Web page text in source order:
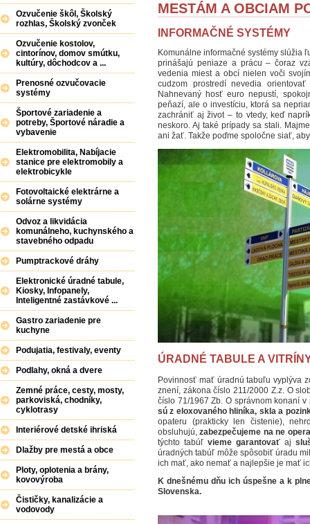
MESTÁM A OBCIAM
INFORMAČNÉ SYSTÉMY
Komunálne informačné systémy slúžia
prinášajú peniaze a prácu – čoraz
vedenia miest a obcí nielen voči
cudzom prostredí nevedia
Nahnevaný hosť euro nepustí,
peňazí, ale o investíciu, ktorá sa
zachrániť aj život – to vtedy, keď
neskoro. Aj také prípady sa stali.
ani žať. Takže poďme spoločne siať,
ÚRADNÉ TABULE A
Povinnosť mať úradnú tabuľu vyplýva
znení, zákona číslo 211/2000 Z.z. O
číslo 71/1967 Zb. O správnom konaní
sú z eloxovaného hliníka, skla a
opateru (prakticky len čistenie),
obsluhujú,zabezpečujeme na ne
týchto tabúľ vieme garantovať aj
úradných tabúľ môže spôsobiť úradu
ich mať, ako nemať a najlepšie je mať
K dnešnému dňu ich úspešne a k
Slovenska.
Ozvučenie škôl, Školský
rozhlas, Školský zvonček
Ozvučenie kostolov,
cintorínov, domov smútku,
kultúry, dôchodcov a ...
Prenosné ozvučovacie
systémy
Športové zariadenie a
potreby, Športové náradie a
vybavenie
Elektromobilita, Nabíjacie
stanice pre elektromobily a
elektrobicykle
Fotovoltaické elektrárne a
solárne systémy
Odvoz a likvidácia
komunálneho, kuchynského a
stavebného odpadu
Pumptrackové dráhy
Elektronické úradné tabule,
Kiosky, Infopanely,
Inteligentné zastávkové ...
Gastro zariadenie pre
kuchyne
Podujatia, festivaly, eventy
Podlahy, okná a dvere
Zemné práce, cesty, mosty,
parkoviská, chodníky,
cyklotrasy
Interiérové detské ihriská
Dlažby pre mestá a obce
Ploty, oplotenia a brány,
kovovýroba
Čističky, kanalizácie a
vodovody